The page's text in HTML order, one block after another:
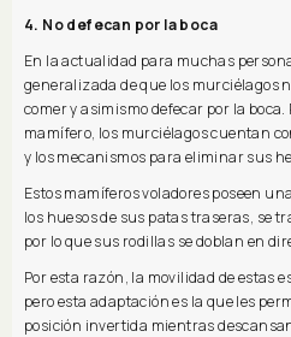
4. No defecan por la boca
En la actualidad para muchas
generalizada de que los murciélagos
comer y asimismo defecar por la
mamífero, los murciélagos cuentan
y los mecanismos para eliminar sus
Estos mamíferos voladores poseen
los huesos de sus patas traseras, se
por lo que sus rodillas se doblan en
Por esta razón, la movilidad de estas
pero esta adaptación es la que les
posición invertida mientras